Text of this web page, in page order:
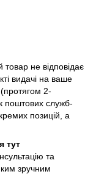
не відповідає
видачі на ваше
2-
поштових служб-
позицій, а
тут
та
зручним